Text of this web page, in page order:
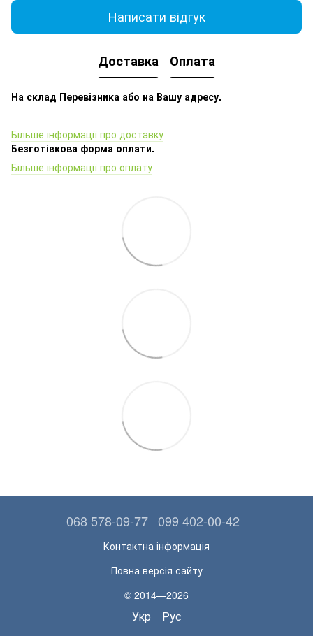
Написати відгук
Доставка Оплата
На склад Перевізника або на Вашу адресу.
Більше інформації про доставку
Безготівкова форма оплати.
Більше інформації про оплату
068 578-09-77 099 402-00-42
Контактна інформація
Повна версія сайту
© 2014—2026
Укр Рус